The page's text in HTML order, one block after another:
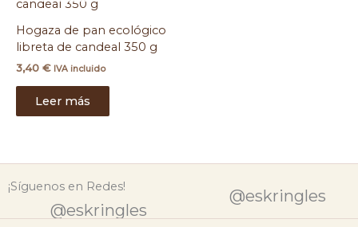
Hogaza de pan ecológico
libreta de candeal 350 g
3,40 € IVA incluido
Leer más
¡Síguenos en Redes!
@eskringles
@eskringles